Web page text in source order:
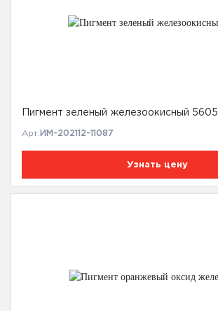
Пигмент зеленый железоокисный 5605
Арт: ИМ-202112-11087
Узнать цену